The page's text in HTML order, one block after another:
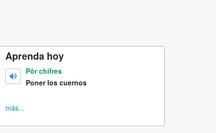
Aprenda hoy
Pôr chifres
Poner los cuernos
más...